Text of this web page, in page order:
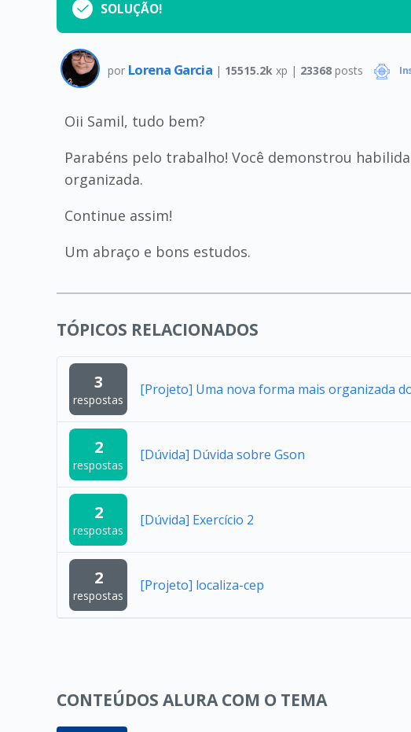
SOLUÇÃO!
por Lorena Garcia | 15515.2k xp | 23368posts
Oii Samil, tudo bem?
Parabéns pelo trabalho! Você demonstrou
organizada.
Continue assim!
Um abraço e bons estudos.
TÓPICOS RELACIONADOS
3
respostas
[Projeto] Uma nova forma mais organizada
2
respostas
[Dúvida] Dúvida sobre Gson
2
respostas
[Dúvida] Exercício 2
2
respostas
[Projeto] localiza-cep
CONTEÚDOS ALURA COM O TEMA